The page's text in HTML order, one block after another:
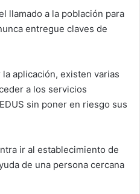
llamado a la población para
entregue claves de
aplicación, existen varias
a los servicios
sin poner en riesgo sus
ir al establecimiento de
de una persona cercana